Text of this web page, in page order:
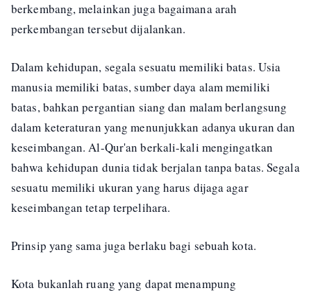
berkembang, melainkan juga bagaimana arah
perkembangan tersebut dijalankan.
Dalam kehidupan, segala sesuatu memiliki batas. Usia
manusia memiliki batas, sumber daya alam memiliki
batas, bahkan pergantian siang dan malam berlangsung
dalam keteraturan yang menunjukkan adanya ukuran dan
keseimbangan. Al-Qur'an berkali-kali mengingatkan
bahwa kehidupan dunia tidak berjalan tanpa batas. Segala
sesuatu memiliki ukuran yang harus dijaga agar
keseimbangan tetap terpelihara.
Prinsip yang sama juga berlaku bagi sebuah kota.
Kota bukanlah ruang yang dapat menampung